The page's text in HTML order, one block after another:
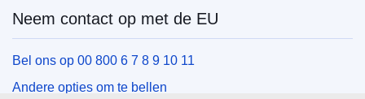
Neem contact op met de EU
Bel ons op 00 800 6 7 8 9 10 11
Andere opties om te bellen